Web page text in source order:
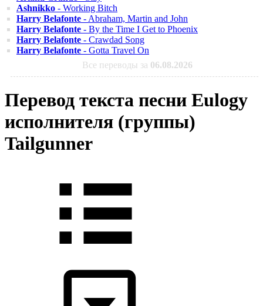
Ashnikko - Working Bitch
Harry Belafonte - Abraham, Martin and John
Harry Belafonte - By the Time I Get to Phoenix
Harry Belafonte - Crawdad Song
Harry Belafonte - Gotta Travel On
Все переводы за 06.08.2026
Перевод текста песни Eulogy
исполнителя (группы)
Tailgunner